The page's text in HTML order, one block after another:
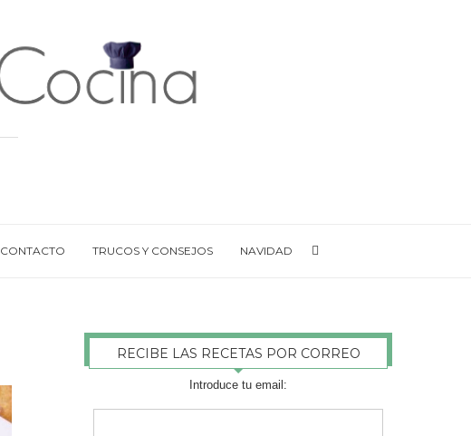
CONTACTO TRUCOS Y CONSEJOS NAVIDAD
RECIBE LAS RECETAS POR CORREO
Introduce tu email: